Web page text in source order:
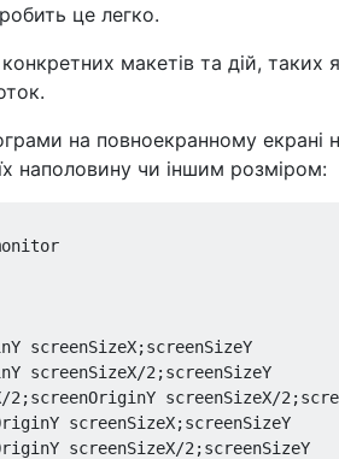
це легко.
макетів та дій, таких
на повноекранному екрані
наполовину чи іншим розміром:
screenSizeX;screenSizeY
screenSizeX/2;screenSizeY
screenSizeX/
screenSizeX;screenSizeY
screenSizeX/2;screenSizeY